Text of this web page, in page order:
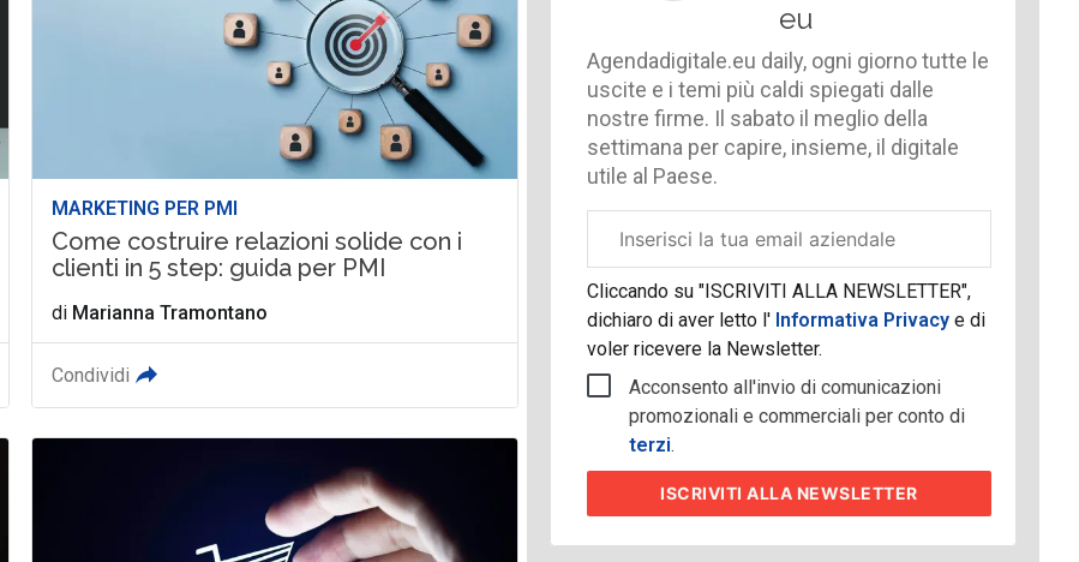
MARKETING PER PMI
Come costruire relazioni solide con i
clienti in 5 step: guida per PMI
di Marianna Tramontano
Condividi
eu
Agendadigitale.eu daily, ogni giorno tutte le
uscite e i temi più caldi spiegati dalle
nostre firme. Il sabato il meglio della
settimana per capire, insieme, il digitale
utile al Paese.
aziendale
Cliccando su "ISCRIVITI ALLA NEWSLETTER",
dichiaro di aver letto l' Informativa Privacye di
voler ricevere la Newsletter.
Acconsento all'invio di comunicazioni
promozionali e commerciali per conto di
terzi.
ISCRIVITIALLA NEWSLETTER